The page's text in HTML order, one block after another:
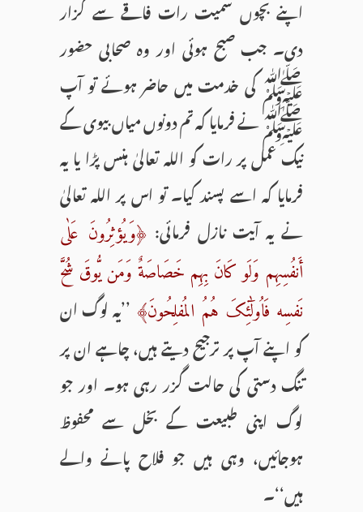
اپنے بچوں سمیت رات فاقے سے گزار
دی۔ جب صبح ہوئی اور وہ صحابی حضور
ﷺ کی خدمت میں حاضر ہوئے تو آپ
ﷺ نے فرمایا کہ تم دونوں میاں بیوی کے
نیک عمل پر رات کو اللہ تعالیٰ ہنس پڑا یا یہ
فرمایا کہ اسے پسند کیا۔ تو اس پر اللہ تعالیٰ
نے یہ آیت نازل فرمائی: ﴿وَیُؤثِرُونَ عَلٰی
أَنفُسِهِم وَلَو کَانَ بِهِم خَصَاصَةٌ وَمَن یُّوقَ شُحَّ
نَفسِه فَاُولٰٓئِکَ هُمُ المُفلِحُونَ﴾ ’’یہ لوگ ان
کو اپنے آپ پر ترجیح دیتے ہیں، چاہے ان پر
تنگ دستی کی حالت گزر رہی ہو۔ اور جو
لوگ اپنی طبیعت کے بخل سے محفوظ
ہوجائیں، وہی ہیں جو فلاح پانے والے
ہیں‘‘۔